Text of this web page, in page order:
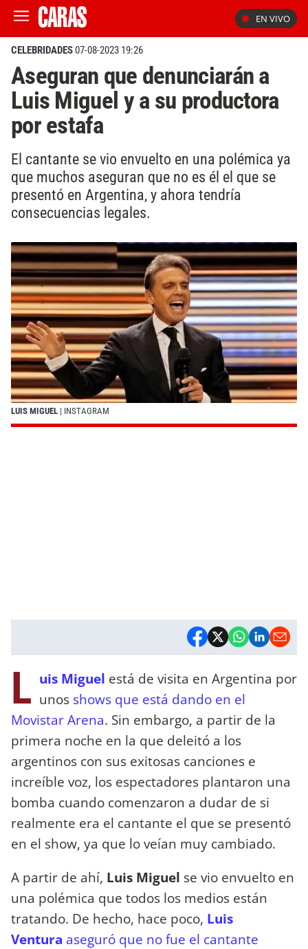
EN VIVO
CELEBRIDADES07-08-2023 19:26
Aseguran que denunciarán a
Luis Miguel y a su productora
por estafa
El cantante se vio envuelto en una polémica ya
que muchos aseguran que no es él el que se
presentó en Argentina, y ahora tendría
consecuencias legales.
LUIS MIGUEL | INSTAGRAM
L uis Miguel está de visita en Argentina por
unos shows que está dando en el
Movistar Arena. Sin embargo, a partir de la
primera noche en la que deleitó a los
argentinos con sus exitosas canciones e
increíble voz, los espectadores plantaron una
bomba cuando comenzaron a dudar de si
realmente era el cantante el que se presentó
en el show, ya que lo veían muy cambiado.
A partir de ahí, Luis Miguel se vio envuelto en
una polémica que todos los medios están
tratando. De hecho, hace poco, Luis
Ventura aseguró que no fue el cantante